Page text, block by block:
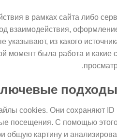
в рамках сайта либо
взаимодействия,
из какого
момент была работа и какие
cookies. Они сохраняют ID
посещения. С помощью
общую картину и